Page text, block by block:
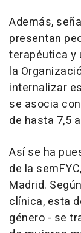
Además,
presentan
terapéutica y
la
internalizar
se asocia
de hasta 7,5
Así se ha
de la
Madrid.
clínica, esta
género - se